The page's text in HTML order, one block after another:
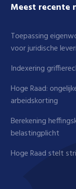
Meest recente
Toepassing
voor juridische
Indexering
Hoge Raad:
arbeidskorting
Berekening
belastingplicht
Hoge Raad stelt